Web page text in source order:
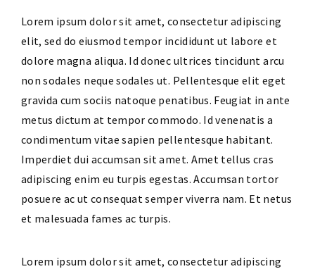
Lorem ipsum dolor sit amet, consectetur adipiscing
elit, sed do eiusmod tempor incididunt ut labore et
dolore magna aliqua. Id donec ultrices tincidunt arcu
non sodales neque sodales ut. Pellentesque elit eget
gravida cum sociis natoque penatibus. Feugiat in ante
metus dictum at tempor commodo. Id venenatis a
condimentum vitae sapien pellentesque habitant.
Imperdiet dui accumsan sit amet. Amet tellus cras
adipiscing enim eu turpis egestas. Accumsan tortor
posuere ac ut consequat semper viverra nam. Et netus
et malesuada fames ac turpis.
Lorem ipsum dolor sit amet, consectetur adipiscing